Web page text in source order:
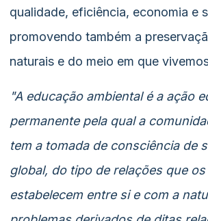
qualidade, eficiência, economia e
promovendo também a
naturais e do meio em que
"A educação ambiental é a ação
permanente pela qual a
tem a tomada de consciência de
global, do tipo de relações que
estabelecem entre si e com a